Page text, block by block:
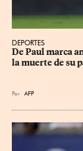
DEPORTES
De Paul marca
la muerte de su
Por AFP